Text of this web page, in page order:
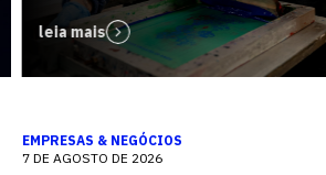
leia mais
EMPRESAS & NEGÓCIOS
7 DE AGOSTO DE 2026